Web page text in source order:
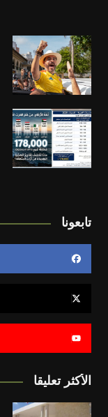
تابعونا
الأكثر تعليقا